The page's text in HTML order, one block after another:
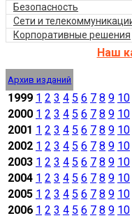
Безопасность
Сети и
Корпоративные решения
Наш
Архив изданий
1999 1 2 3 4 5 6 7 8 9 10
2000 1 2 3 4 5 6 7 8 9 10
2001 1 2 3 4 5 6 7 8 9 10
2002 1 2 3 4 5 6 7 8 9 10
2003 1 2 3 4 5 6 7 8 9 10
2004 1 2 3 4 5 6 7 8 9 10
2005 1 2 3 4 5 6 7 8 9 10
2006 1 2 3 4 5 6 7 8 9 10